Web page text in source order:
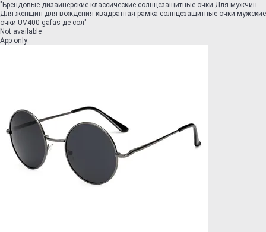
" Брендовые дизайнерские классические солнцезащитные очки Для мужчин
Для женщин для вождения квадратная рамка солнцезащитные очки мужские
очки UV400 gafas-де-сол"
Not available
App only: